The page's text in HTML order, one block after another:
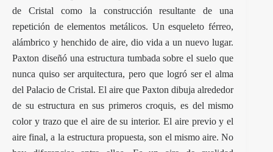
de Cristal como la construcción resultante de una
repetición de elementos metálicos. Un esqueleto férreo,
alámbrico y henchido de aire, dio vida a un nuevo lugar.
Paxton diseñó una estructura tumbada sobre el suelo que
nunca quiso ser arquitectura, pero que logró ser el alma
del Palacio de Cristal. El aire que Paxton dibuja alrededor
de su estructura en sus primeros croquis, es del mismo
color y trazo que el aire de su interior. El aire previo y el
aire final, a la estructura propuesta, son el mismo aire. No